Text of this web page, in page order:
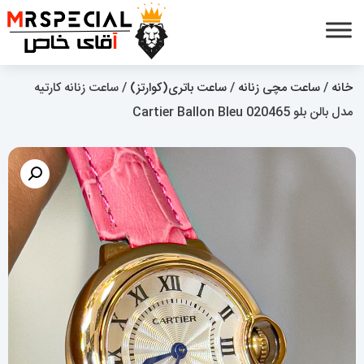
خانه /ساعت مچی زنانه /ساعت باتری(کوارتز) / ساعت زنانه کارتیه
مدل بالن بلو 020465 Cartier Ballon Bleu